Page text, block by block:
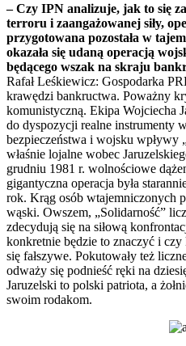
– Czy IPN analizuje, jak to się
terroru i zaangażowanej siły,
przygotowana pozostała w
okazała się udaną operacją
będącego wszak na skraju
Rafał Leśkiewicz: Gospodarka
krawędzi bankructwa. Poważny
komunistyczną. Ekipa Wojciecha
do dyspozycji realne instrumenty
bezpieczeństwa i wojsku wpływy
właśnie lojalne wobec
grudniu 1981 r. wolnościowe
gigantyczna operacja była
rok. Krąg osób wtajemniczonych
wąski. Owszem, „Solidarność”
zdecydują się na siłową
konkretnie będzie to znaczyć i
się fałszywe. Pokutowały też
odważy się podnieść ręki na
Jaruzelski to polski patriota, a
swoim rodakom.